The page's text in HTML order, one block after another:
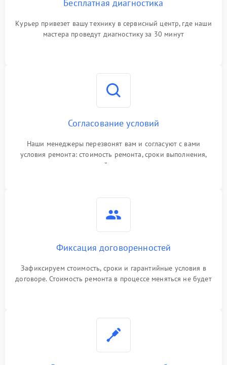
Бесплатная диагностика
Курьер привезет вашу технику в сервисный центр, где наши
мастера проведут диагностику за 30 минут
Согласование условий
Наши менеджеры перезвонят вам и согласуют с вами
условия ремонта: стоимость ремонта, сроки выполнения,
гарантийные условия
Фиксация договоренностей
Зафиксируем стоимость, сроки и гарантийные условия в
договоре. Стоимость ремонта в процессе меняться не будет